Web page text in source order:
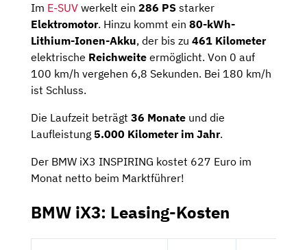
Im E-SUV werkelt ein 286 PS starker
Elektromotor. Hinzu kommt ein 80-kWh-
Lithium-Ionen-Akku, der bis zu 461 Kilometer
elektrische Reichweite ermöglicht. Von 0 auf
100 km/h vergehen 6,8 Sekunden. Bei 180 km/h
ist Schluss.
Die Laufzeit beträgt 36 Monate und die
Laufleistung 5.000 Kilometer im Jahr.
Der BMW iX3 INSPIRING kostet 627 Euro im
Monat netto beim Marktführer!
BMW iX3: Leasing-Kosten